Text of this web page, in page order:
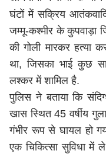
घंटों में सक्रिय
जम्मू-कश्मीर के कुपवाड़ा
की गोली मारकर हत्या
था, जिसका भाई कुछ
लश्कर में शामिल है.
पुलिस ने बताया कि
खास स्थित 45 वर्षीय
गंभीर रूप से घायल हो
एक चिकित्सा सुविधा में